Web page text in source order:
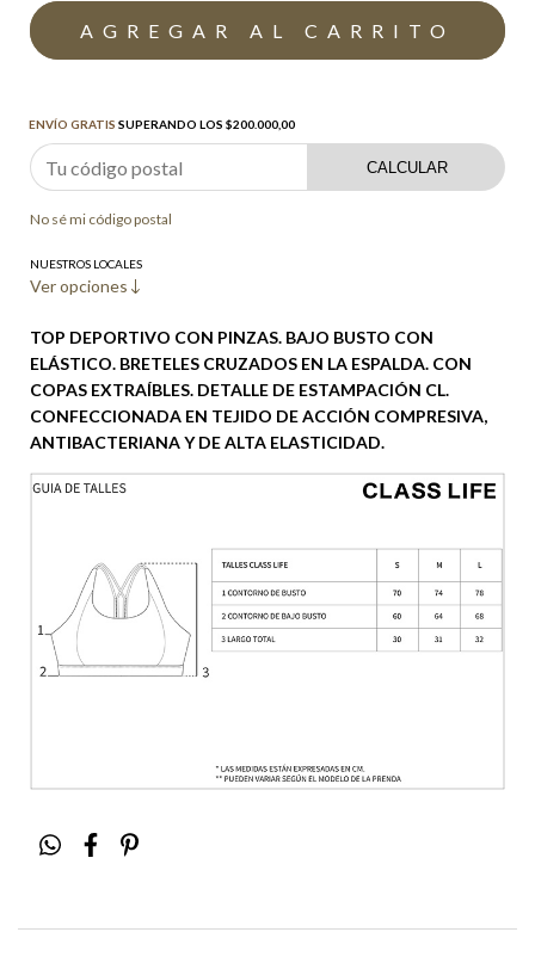
ENVÍO GRATIS SUPERANDO LOS $200.000,00
CALCULAR
No sé mi código postal
NUESTROS LOCALES
Ver opciones
TOP DEPORTIVO CON PINZAS. BAJO BUSTO CON
ELÁSTICO. BRETELES CRUZADOS EN LA ESPALDA. CON
COPAS EXTRAÍBLES. DETALLE DE ESTAMPACIÓN CL.
CONFECCIONADA EN TEJIDO DE ACCIÓN COMPRESIVA,
ANTIBACTERIANA Y DE ALTA ELASTICIDAD.